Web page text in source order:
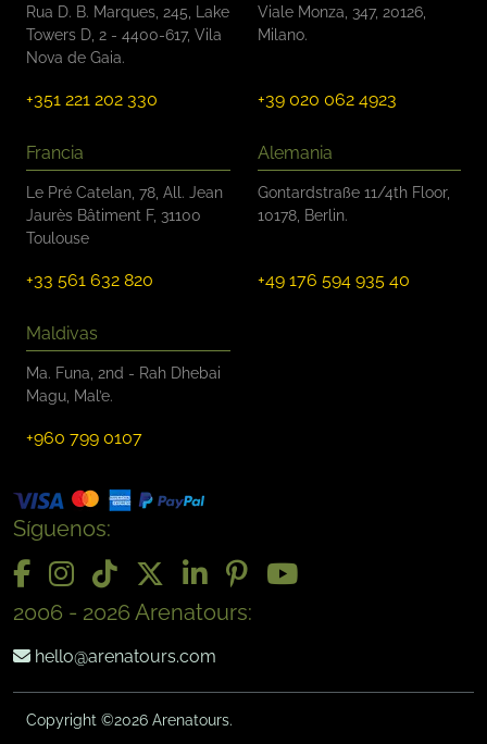
Rua D. B. Marques, 245, Lake
Towers D, 2 - 4400-617, Vila
Nova de Gaia.
+351 221 202 330
Viale Monza, 347, 20126,
Milano.
+39 020 062 4923
Francia
Le Pré Catelan, 78, All. Jean
Jaurès Bâtiment F, 31100
Toulouse
+33 561 632 820
Alemania
Gontardstraße 11/4th Floor,
10178, Berlin.
+49 176 594 935 40
Maldivas
Ma. Funa, 2nd - Rah Dhebai
Magu, Mal’e.
+960 799 0107
Síguenos:
2006 - 2026 Arenatours:
hello@arenatours.com
Copyright ©2026 Arenatours.